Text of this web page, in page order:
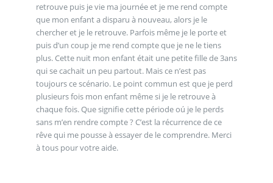
retrouve puis je vie ma journée et je me rend compte
que mon enfant a disparu à nouveau, alors je le
chercher et je le retrouve. Parfois même je le porte et
puis d’un coup je me rend compte que je ne le tiens
plus. Cette nuit mon enfant était une petite fille de 3ans
qui se cachait un peu partout. Mais ce n’est pas
toujours ce scénario. Le point commun est que je perd
plusieurs fois mon enfant même si je le retrouve à
chaque fois. Que signifie cette période oú je le perds
sans m’en rendre compte ? C’est la récurrence de ce
rêve qui me pousse à essayer de le comprendre. Merci
à tous pour votre aide.